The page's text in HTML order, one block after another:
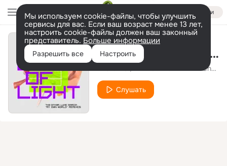
Войти
Мы используем cookie-файлы, чтобы улучшить
сервисы для вас. Если ваш возраст менее 13 лет,
настроить cookie-файлы должен ваш законный
представитель. Больше информации
Разрешить все Настроить My Own World (Toto Chiavetta Club Edit)
Will Champlin
Слушать